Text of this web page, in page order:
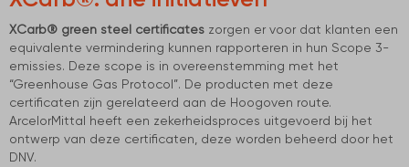
XCarb® green steel certificates zorgen er voor dat klanten een
equivalente vermindering kunnen rapporteren in hun Scope 3-
emissies. Deze scope is in overeenstemming met het
“Greenhouse Gas Protocol”. De producten met deze
certificaten zijn gerelateerd aan de Hoogoven route.
ArcelorMittal heeft een zekerheidsproces uitgevoerd bij het
ontwerp van deze certificaten, deze worden beheerd door het
DNV.